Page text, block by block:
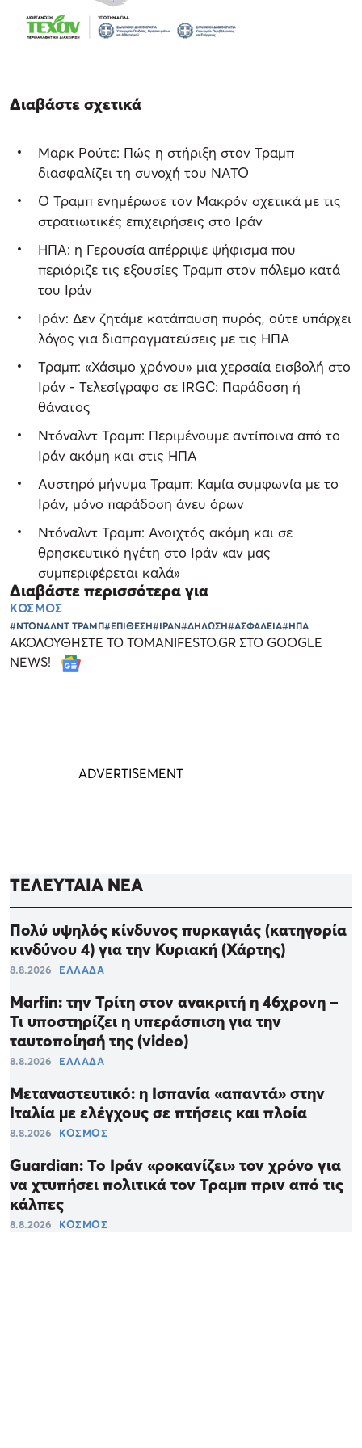
Διαβάστε σχετικά
Μαρκ Ρούτε: Πώς η στήριξη στον Τραμπ
διασφαλίζει τη συνοχή του NATO
Ο Τραμπ ενημέρωσε τον Μακρόν σχετικά με τις
στρατιωτικές επιχειρήσεις στο Ιράν
ΗΠΑ: η Γερουσία απέρριψε ψήφισμα που
περιόριζε τις εξουσίες Τραμπ στον πόλεμο κατά
του Ιράν
Ιράν: Δεν ζητάμε κατάπαυση πυρός, ούτε υπάρχει
λόγος για διαπραγματεύσεις με τις ΗΠΑ
Τραμπ: «Χάσιμο χρόνου» μια χερσαία εισβολή στο
Ιράν - Τελεσίγραφο σε IRGC: Παράδοση ή
θάνατος
Ντόναλντ Τραμπ: Περιμένουμε αντίποινα από το
Ιράν ακόμη και στις ΗΠΑ
Αυστηρό μήνυμα Τραμπ: Καμία συμφωνία με το
Ιράν, μόνο παράδοση άνευ όρων
Ντόναλντ Τραμπ: Ανοιχτός ακόμη και σε
θρησκευτικό ηγέτη στο Ιράν «αν μας
συμπεριφέρεται καλά»
Διαβάστε περισσότερα για
ΚΟΣΜΟΣ
#ΝΤΟΝΑΛΝΤ ΤΡΑΜΠ#ΕΠΙΘΕΣΗ#ΙΡΑΝ#ΔΗΛΩΣΗ#ΑΣΦΑΛΕΙΑ#ΗΠΑ
ΑΚΟΛΟΥΘΗΣΤΕ ΤΟ TOMANIFESTO.GR ΣΤΟ GOOGLE
NEWS!
ΤΕΛΕΥΤΑΙΑ ΝΕΑ
Πολύ υψηλός κίνδυνος πυρκαγιάς (κατηγορία
κινδύνου 4) για την Κυριακή (Χάρτης)
8.8.2026 ΕΛΛΑΔΑ
Marfin: την Τρίτη στον ανακριτή η 46χρονη –
Τι υποστηρίζει η υπεράσπιση για την
ταυτοποίησή της (video)
8.8.2026 ΕΛΛΑΔΑ
Μεταναστευτικό: η Ισπανία «απαντά» στην
Ιταλία με ελέγχους σε πτήσεις και πλοία
8.8.2026 ΚΟΣΜΟΣ
Guardian: Το Ιράν «ροκανίζει» τον χρόνο για
να χτυπήσει πολιτικά τον Τραμπ πριν από τις
κάλπες
8.8.2026 ΚΟΣΜΟΣ